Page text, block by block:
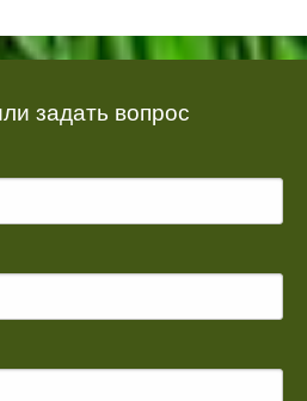
задать вопрос